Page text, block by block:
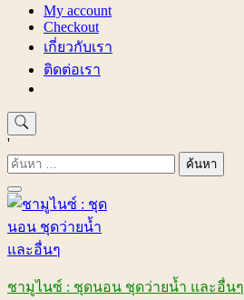
My account
Checkout
เกี่ยวกับเรา
ติดต่อเรา
'
ค้นหา
สำหรับ:
ชามูไนซ์ : ชุดนอน ชุดว่ายน้ำ และอื่นๆ